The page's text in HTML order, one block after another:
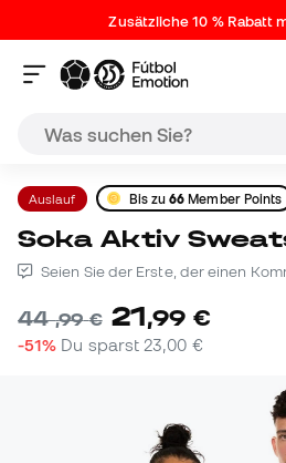
Zusätzliche 10 % Rabatt
Auslauf Bis zu66 Member Points
Soka Aktiv
Seien Sie der Erste, der einen
44,99 € 21,99 €
-51% Du sparst 23,00 €